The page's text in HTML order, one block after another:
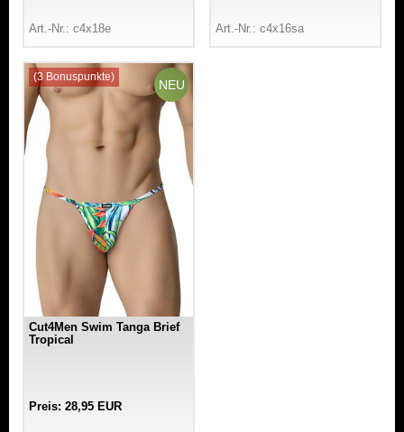
Art.-Nr.: c4x18e Art.-Nr.: c4x16sa
NEU
(3 Bonuspunkte)
Cut4Men Swim Tanga Brief
Tropical
Preis: 28,95 EUR